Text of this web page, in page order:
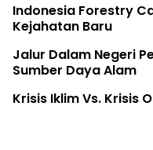
Indonesia Forestry
Kejahatan Baru
Jalur Dalam Negeri
Sumber Daya Alam
Krisis Iklim Vs. Krisis